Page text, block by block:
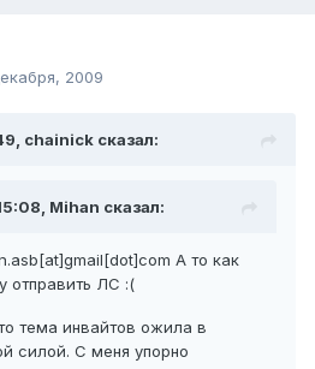
2009
chainick сказал:
Mihan сказал:
А то как
отправить ЛС :(
тема инвайтов ожила в
силой. С меня упорно